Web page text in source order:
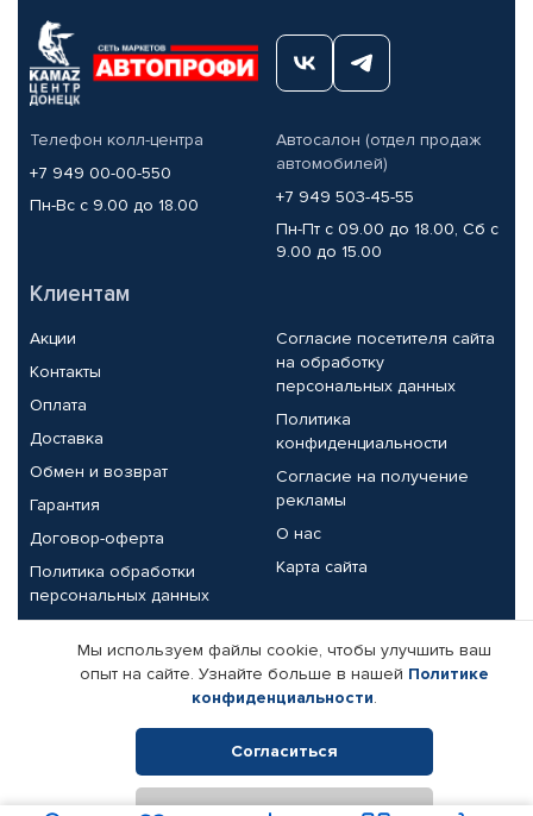
Телефон колл-центра
+7 949 00-00-550
Пн-Вс с 9.00 до 18.00
Автосалон (отдел продаж
автомобилей)
+7 949 503-45-55
Пн-Пт с 09.00 до 18.00, Сб с
9.00 до 15.00
Клиентам
Акции
Контакты
Оплата
Доставка
Обмен и возврат
Гарантия
Договор-оферта
Политика обработки
персональных данных
Согласие посетителя сайта
на обработку
персональных данных
Политика
конфиденциальности
Согласие на получение
рекламы
О нас
Карта сайта
Партнерам
Корпоративным клиентам
Поставщикам
Реквизиты компании
Мы используем файлы cookie, чтобы улучшить ваш
опыт на сайте. Узнайте больше в нашей Политике
конфиденциальности.
Согласиться
Отклонить